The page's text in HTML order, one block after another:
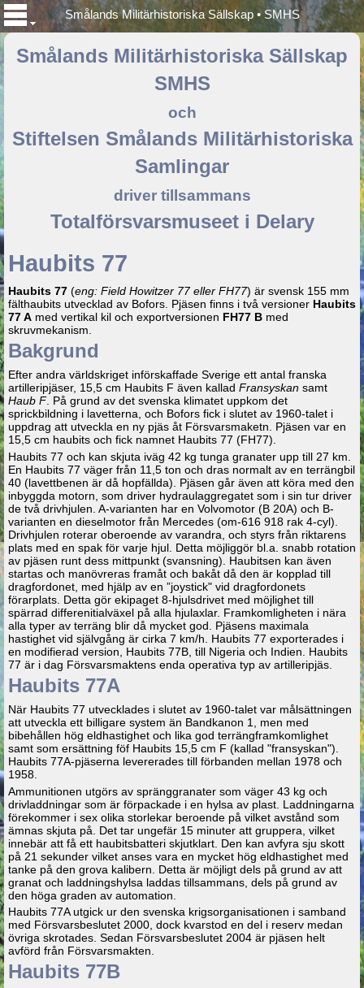
Smålands Militärhistoriska Sällskap • SMHS
Smålands Militärhistoriska Sällskap
SMHS
och
Stiftelsen Smålands Militärhistoriska
Samlingar
driver tillsammans
Totalförsvarsmuseet i Delary
Haubits 77
Haubits 77 (eng: Field Howitzer 77 eller FH77) är svensk 155 mm
fälthaubits utvecklad av Bofors. Pjäsen finns i två versioner Haubits
77 A med vertikal kil och exportversionen FH77 B med
skruvmekanism.
Bakgrund
Efter andra världskriget införskaffade Sverige ett antal franska
artilleripjäser, 15,5 cm Haubits F även kallad Fransyskan samt
Haub F. På grund av det svenska klimatet uppkom det
sprickbildning i lavetterna, och Bofors fick i slutet av 1960-talet i
uppdrag att utveckla en ny pjäs åt Försvarsmaketn. Pjäsen var en
15,5 cm haubits och fick namnet Haubits 77 (FH77).
Haubits 77 och kan skjuta iväg 42 kg tunga granater upp till 27 km.
En Haubits 77 väger från 11,5 ton och dras normalt av en terrängbil
40 (lavettbenen är då hopfällda). Pjäsen går även att köra med den
inbyggda motorn, som driver hydraulaggregatet som i sin tur driver
de två drivhjulen. A-varianten har en Volvomotor (B 20A) och B-
varianten en dieselmotor från Mercedes (om-616 918 rak 4-cyl).
Drivhjulen roterar oberoende av varandra, och styrs från riktarens
plats med en spak för varje hjul. Detta möjliggör bl.a. snabb rotation
av pjäsen runt dess mittpunkt (svansning). Haubitsen kan även
startas och manövreras framåt och bakåt då den är kopplad till
dragfordonet, med hjälp av en ”joystick" vid dragfordonets
förarplats. Detta gör ekipaget 8-hjulsdrivet med möjlighet till
spärrad differenitialväxel på alla hjulaxlar. Framkomligheten i nära
alla typer av terräng blir då mycket god. Pjäsens maximala
hastighet vid självgång är cirka 7 km/h. Haubits 77 exporterades i
en modifierad version, Haubits 77B, till Nigeria och Indien. Haubits
77 är i dag Försvarsmaktens enda operativa typ av artilleripjäs.
Haubits 77A
När Haubits 77 utvecklades i slutet av 1960-talet var målsättningen
att utveckla ett billigare system än Bandkanon 1, men med
bibehållen hög eldhastighet och lika god terrängframkomlighet
samt som ersättning föf Haubits 15,5 cm F (kallad "fransyskan").
Haubits 77A-pjäserna levererades till förbanden mellan 1978 och
1958.
Ammunitionen utgörs av spränggranater som väger 43 kg och
drivladdningar som är förpackade i en hylsa av plast. Laddningarna
förekommer i sex olika storlekar beroende på vilket avstånd som
ämnas skjuta på. Det tar ungefär 15 minuter att gruppera, vilket
innebär att få ett haubitsbatteri skjutklart. Den kan avfyra sju skott
på 21 sekunder vilket anses vara en mycket hög eldhastighet med
tanke på den grova kalibern. Detta är möjligt dels på grund av att
granat och laddningshylsa laddas tillsammans, dels på grund av
den höga graden av automation.
Haubits 77A utgick ur den svenska krigsorganisationen i samband
med Försvarsbeslutet 2000, dock kvarstod en del i reserv medan
övriga skrotades. Sedan Försvarsbeslutet 2004 är pjäsen helt
avförd från Försvarsmakten.
Haubits 77B